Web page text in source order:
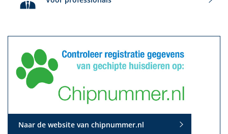
Naar de website van chipnummer.nl